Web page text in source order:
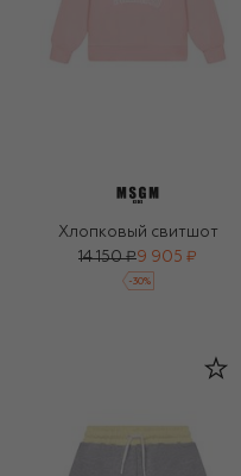
Хлопковый свитшот
14 150 ₽9 905 ₽
-30%